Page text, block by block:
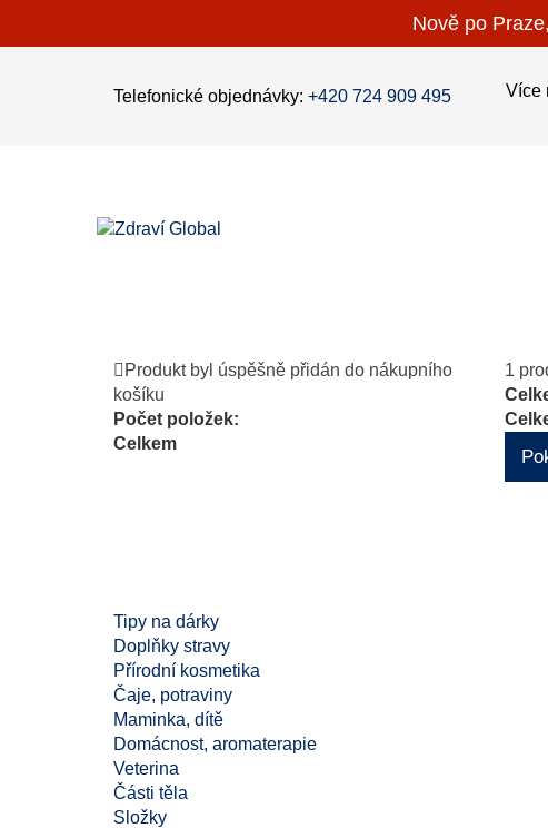
Nově po
Telefonické objednávky: +420 724 909 495 Více
Produkt byl úspěšně přidán do nákupního
košíku
Počet položek:
Celkem
1
Tipy na dárky
Doplňky stravy
Přírodní kosmetika
Čaje, potraviny
Maminka, dítě
Domácnost, aromaterapie
Veterina
Části těla
Složky